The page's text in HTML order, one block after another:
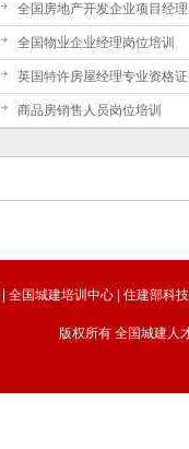
全国房地产开发企业项目经
全国物业企业经理岗位培训
英国特许房屋经理专业资格
商品房销售人员岗位培训
|全国城建培训中心 |住建部科
版权所有 全国城建人